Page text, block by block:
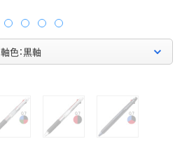
軸色：黒軸